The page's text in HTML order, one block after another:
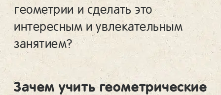
геометрии и сделать это
интересным и увлекательным
занятием?
Зачем учить геометрические